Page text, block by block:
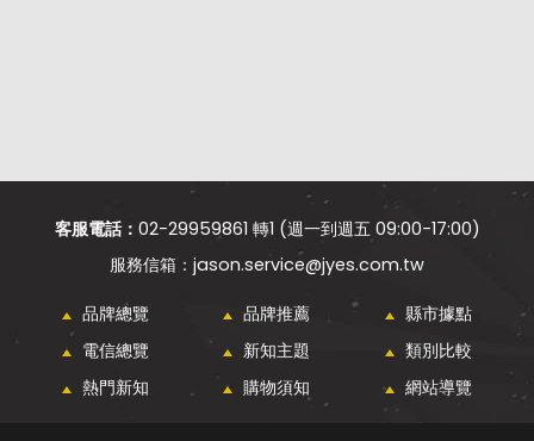
客服電話： 02-29959861 轉1 (週一到週五 09:00-17:00)
jason.service@jyes.com.tw
品牌總覽 品牌推薦
縣市據點
電信總覽
新知主題
類別比較
熱門新知
購物須知 網站導覽